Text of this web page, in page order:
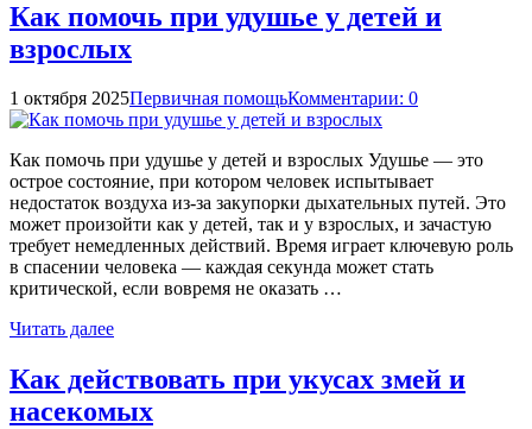
Как помочь при удушье у детей и
взрослых
1 октября 2025Первичная помощьКомментарии: 0
Как помочь при удушье у детей и взрослых Удушье — это
острое состояние, при котором человек испытывает
недостаток воздуха из-за закупорки дыхательных путей. Это
может произойти как у детей, так и у взрослых, и зачастую
требует немедленных действий. Время играет ключевую роль
в спасении человека — каждая секунда может стать
критической, если вовремя не оказать …
Читать далее
Как действовать при укусах змей и
насекомых